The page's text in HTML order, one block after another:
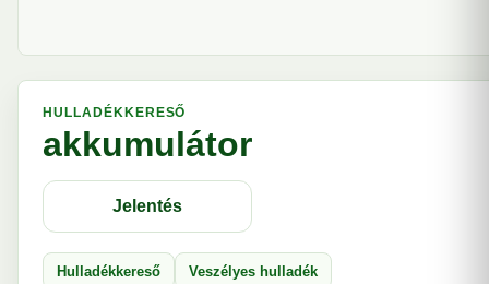
HULLADÉKKERESŐ
akkumulátor
Jelentés
Hulladékkereső Veszélyes hulladék